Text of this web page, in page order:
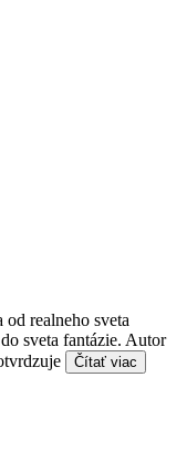
realneho sveta
sveta fantázie. Autor
Čítať viac